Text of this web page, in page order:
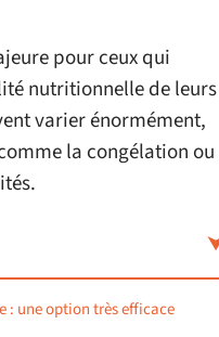
pour ceux qui
nutritionnelle de leurs
varier énormément,
la congélation ou
: une option très efficace